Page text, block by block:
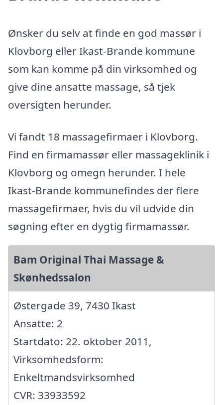
Ønsker du selv at finde en god massør i
Klovborg eller Ikast-Brande kommune
som kan komme på din virksomhed og
give dine ansatte massage, så tjek
oversigten herunder.
Vi fandt 18 massagefirmaer i Klovborg.
Find en firmamassør eller massageklinik i
Klovborg og omegn herunder. I hele
Ikast-Brande kommunefindes der flere
massagefirmaer, hvis du vil udvide din
søgning efter en dygtig firmamassør.
Bam Original Thai Massage &
Skønhedssalon
Østergade 39, 7430 Ikast
Ansatte: 2
Startdato: 22. oktober 2011,
Virksomhedsform:
Enkeltmandsvirksomhed
CVR: 33933592